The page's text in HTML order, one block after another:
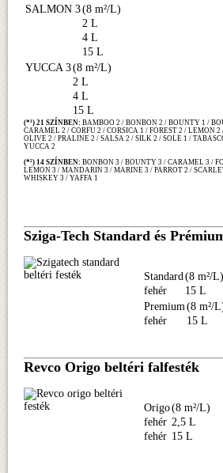
SALMON 3(8 m²/L)
2 L
4 L
15 L
YUCCA 3(8 m²/L)
2 L
4 L
15 L
(*¹) 21 SZÍNBEN: BAMBOO 2 / BONBON 2 / BOUNTY 1 /
CARAMEL 2 / CORFU 2 / CORSICA 1 / FOREST 2 / LEMON
OLIVE 2 / PRALINE 2 / SALSA 2 / SILK 2 / SOLE 1 /
YUCCA 2
(*²) 14 SZÍNBEN: BONBON 3 / BOUNTY 3 / CARAMEL 3 /
LEMON 3 / MANDARIN 3 / MARINE 3 / PARROT 2 /
WHISKEY 3 / YAFFA 1
Sziga-Tech Standard és
Standard(8 m²/L)
fehér
15 L
Premium(8 m²/
fehér
15 L
Revco Origo beltéri falfesték
Origo(8 m²/L)
fehér 2,5 L
fehér 15 L